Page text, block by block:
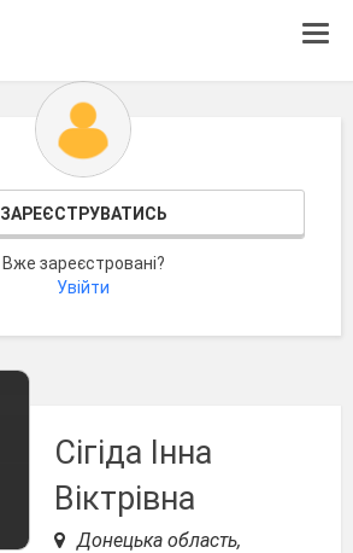
ЗАРЕЄСТРУВАТИСЬ
Вже зареєстровані?
Увійти
Сігіда Інна
Віктрівна
Донецька область,